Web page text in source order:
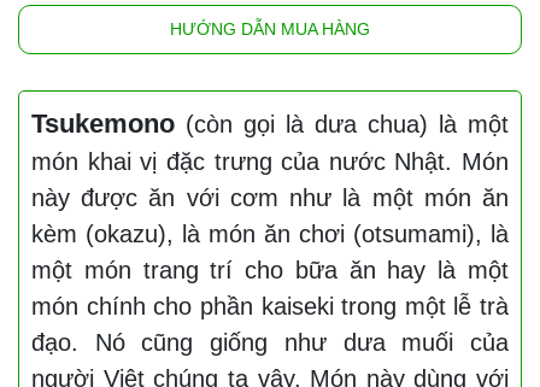
HƯỚNG DẪN MUA HÀNG
Tsukemono (còn gọi là dưa chua) là một
món khai vị đặc trưng của nước Nhật. Món
này được ăn với cơm như là một món ăn
kèm (okazu), là món ăn chơi (otsumami), là
một món trang trí cho bữa ăn hay là một
món chính cho phần kaiseki trong một lễ trà
đạo. Nó cũng giống như dưa muối của
người Việt chúng ta vậy. Món này dùng với